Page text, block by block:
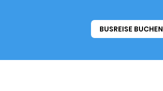
BUSREISE BUCHEN